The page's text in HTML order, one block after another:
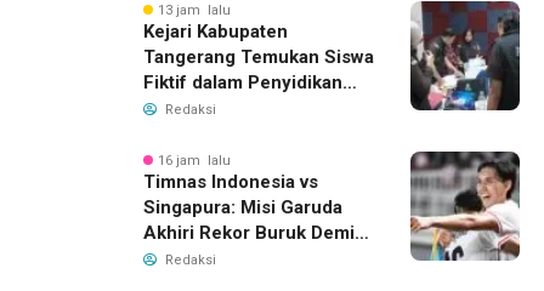
13 jam lalu
Kejari Kabupaten
Tangerang Temukan Siswa
Fiktif dalam Penyidikan
Dana BOP PKBM
Redaksi
16 jam lalu
Timnas Indonesia vs
Singapura: Misi Garuda
Akhiri Rekor Buruk Demi
Tiket Semifinal Piala AFF
Redaksi